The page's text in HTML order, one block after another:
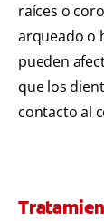
raíces o
arqueado o
pueden
que los
contacto al